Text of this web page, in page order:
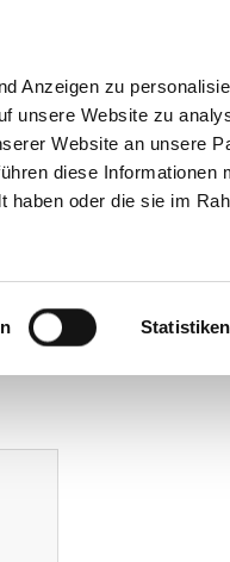
Anzeigen zu
unsere Website zu
Website an unsere
diese Informationen
haben oder die sie im
Statistiken